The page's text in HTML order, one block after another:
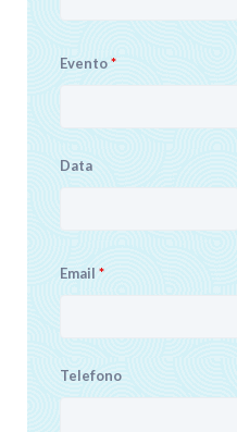
Evento*
Data
Email *
Telefono